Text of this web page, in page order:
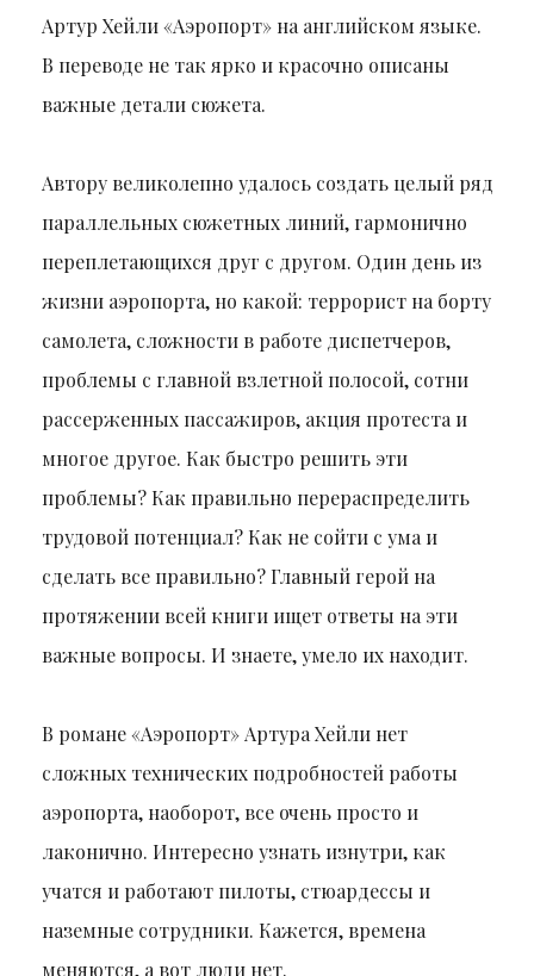
Артур Хейли «Аэропорт» на английском языке.
В переводе не так ярко и красочно описаны
важные детали сюжета.
Автору великолепно удалось создать целый ряд
параллельных сюжетных линий, гармонично
переплетающихся друг с другом. Один день из
жизни аэропорта, но какой: террорист на борту
самолета, сложности в работе диспетчеров,
проблемы с главной взлетной полосой, сотни
рассерженных пассажиров, акция протеста и
многое другое. Как быстро решить эти
проблемы? Как правильно перераспределить
трудовой потенциал? Как не сойти с ума и
сделать все правильно? Главный герой на
протяжении всей книги ищет ответы на эти
важные вопросы. И знаете, умело их находит.
В романе «Аэропорт» Артура Хейли нет
сложных технических подробностей работы
аэропорта, наоборот, все очень просто и
лаконично. Интересно узнать изнутри, как
учатся и работают пилоты, стюардессы и
наземные сотрудники. Кажется, времена
меняются, а вот люди нет.